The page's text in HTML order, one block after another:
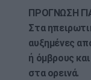
ΠΡΟΓΝΩΣΗ
Στα
αυξημένες
ή όμβρους
στα ορεινά.